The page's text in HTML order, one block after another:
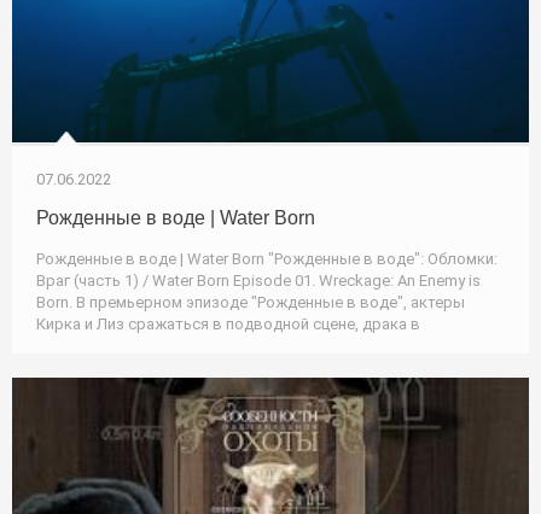
07.06.2022
Рожденные в воде | Water Born
Рожденные в воде | Water Born "Рожденные в воде": Обломки:
Враг (часть 1) / Water Born Episode 01. Wreckage: An Enemy is
Born. В премьерном эпизоде "Рожденные в воде", актеры
Кирка и Лиз сражаться в подводной сцене, драка в